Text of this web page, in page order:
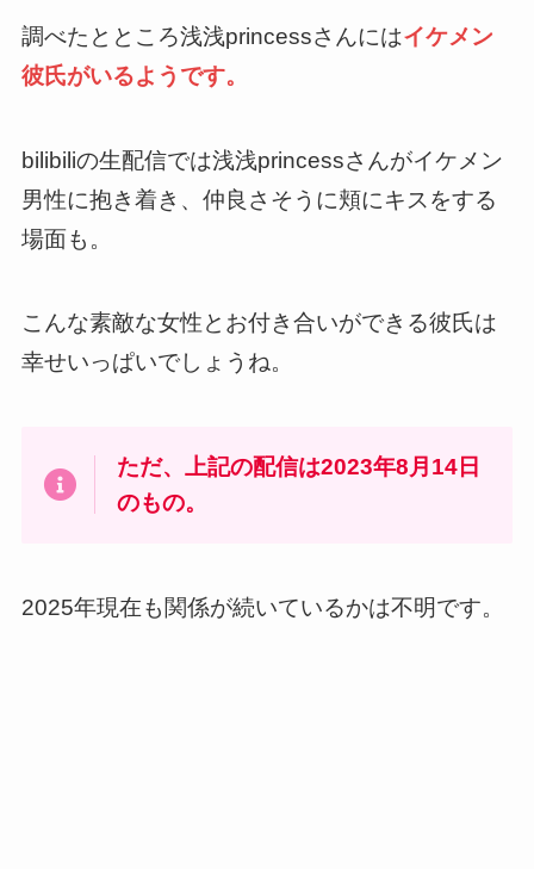
調べたとところ浅浅princessさんにはイケメン
彼氏がいるようです。
bilibiliの生配信では浅浅princessさんがイケメン
男性に抱き着き、仲良さそうに頬にキスをする
場面も。
こんな素敵な女性とお付き合いができる彼氏は
幸せいっぱいでしょうね。
ただ、上記の配信は2023年8月14日
のもの。
2025年現在も関係が続いているかは不明です。